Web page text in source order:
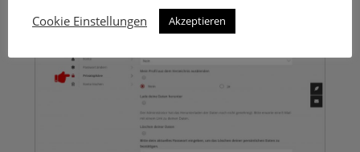
Cookie Einstellungen
Akzeptieren